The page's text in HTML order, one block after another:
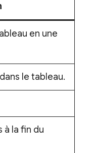
en une
le tableau.
à la fin du